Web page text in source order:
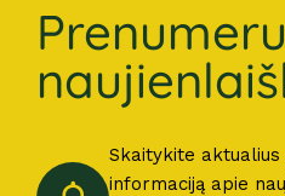
Skaitykite
informaciją apie